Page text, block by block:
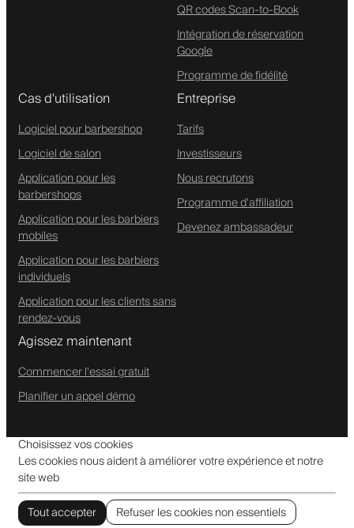
QR codes Scan-to-Book
Intégration de réservation
Google
Programme de fidélité
Cas d'utilisation
Logiciel pour barbershop
Logiciel de salon
Application pour les
barbershops
Application pour les barbiers
mobiles
Application pour les barbiers
individuels
Application pour les clients sans
rendez-vous
Entreprise
Tarifs
Investisseurs
Nous recrutons
Programme d'affiliation
Devenez ambassadeur
Agissez maintenant
Commencer l'essai gratuit
Planifier un appel démo
Choisissez vos cookies
Les cookies nous aident à améliorer votre expérience et notre
site web
Tout accepter
Refuser les cookies non essentiels